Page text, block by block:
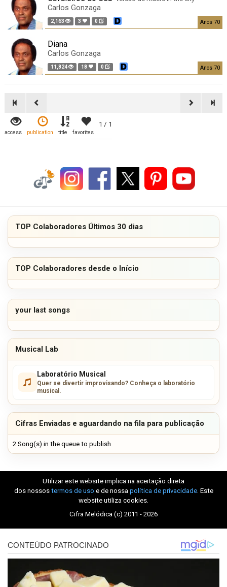
Carlos Gonzaga
2,163 3 0 Anos 70
Diana
Carlos Gonzaga
11,824 18 0 Anos 70
1 / 1
access publication title favorites
TOP Colaboradores Últimos 30 dias
TOP Colaboradores desde o Início
your last songs
Musical Lab
Laboratório Musical
Quer se divertir improvisando? Conheça o laboratório
musical.
Cifras Enviadas e aguardando na fila para publicação
2 Song(s) in the queue to publish
Utilizar este website implica na aceitação direta
dos nossos termos de uso e de nossa política de privacidade. Este
website utiliza cookies.
Cifra Melódica (c) 2011 - 2026